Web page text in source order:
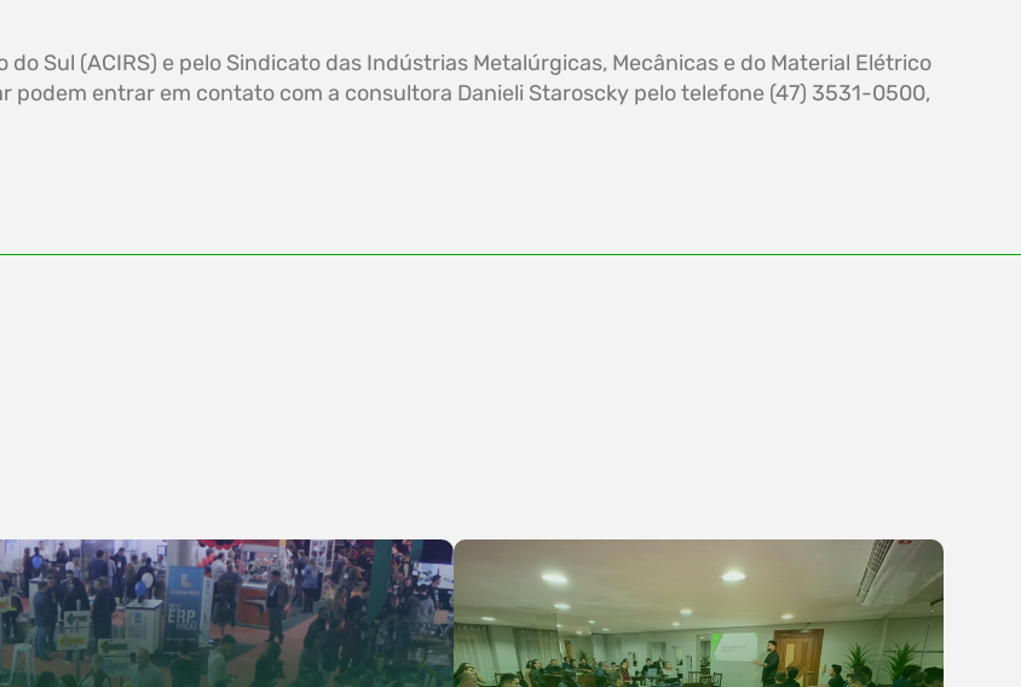
do Sul (ACIRS) e pelo Sindicato das Indústrias Metalúrgicas, Mecânicas e do Material Elétrico
podem entrar em contato com a consultora Danieli Staroscky pelo telefone (47) 3531-0500,